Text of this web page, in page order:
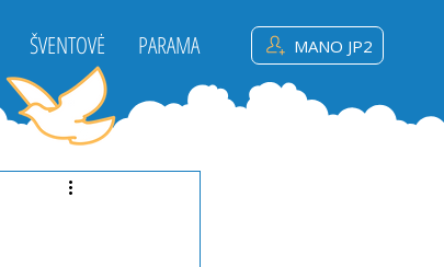
ŠVENTOVĖ PARAMA MANO JP2